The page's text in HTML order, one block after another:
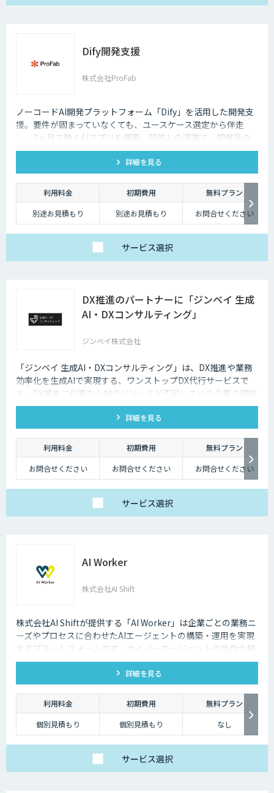
Dify開発支援
株式会社ProFab
ノーコードAI開発プラットフォーム「Dify」を活用した開発支
援。要件が固まっていなくても、ユースケース選定から伴走
し、2ヶ月で動くAIアプリを構築。研修との連携で、開発後の
内製化・自走までサポートします。
詳細を見る
利用料金 初期費用
無料プラン
別途お見積もり
別途お見積もり お問合せください
サービス選択
DX推進のパートナーに「ジンベイ 生成
AI・DXコンサルティング」
ジンベイ株式会社
「ジンベイ 生成AI・DXコンサルティング」は、DX推進や業務
効率化を生成AIで実現する、ワンストップDX代行サービスで
す。DX推進に必要な人材やリソースが不足している企業の課題
を解決し、業務課題の特定からソリューションの導入・運用ま
で一括でサポートします。
詳細を見る
利用料金 初期費用
無料プラン
お問合せください
お問合せください お問合せください
サービス選択
AI Worker
株式会社AI Shift
株式会社AI Shiftが提供する「AI Worker」は企業ごとの業務ニ
ーズやプロセスに合わせたAIエージェントの構築・運用を実現
するプラットフォームです。サイバーエージェントの独自大規
模言語モデルの開発知見と、当社の生成AI導入支援の経験を活
かし開発しました。 当社では、AIエージェントの活用戦略か
ら、導入後の運用や定着まで一気通貫でご支援いたしますの
で、お気軽にご相談ください。
詳細を見る
利用料金 初期費用
無料プラン
個別見積もり
個別見積もり なし
サービス選択